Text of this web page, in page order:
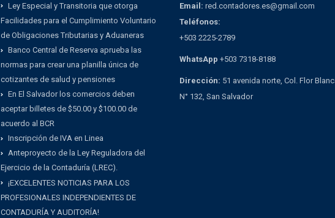
Ley Especial y Transitoria que otorga
Facilidades para el Cumplimiento Voluntario
de Obligaciones Tributarias y Aduaneras
Banco Central de Reserva aprueba las
normas para crear una planilla única de
cotizantes de salud y pensiones
En El Salvador los comercios deben
aceptar billetes de $50.00 y $100.00 de
acuerdo al BCR
Inscripción de IVA en Linea
Anteproyecto de la Ley Reguladora del
Ejercicio de la Contaduría (LREC).
¡EXCELENTES NOTICIAS PARA LOS
PROFESIONALES INDEPENDIENTES DE
CONTADURÍA Y AUDITORÍA!
Email: red.contadores.es@gmail.com
Teléfonos:
+503 2225-2789
WhatsApp +503 7318-8188
Dirección: 51 avenida norte, Col. Flor
N° 132, San Salvador